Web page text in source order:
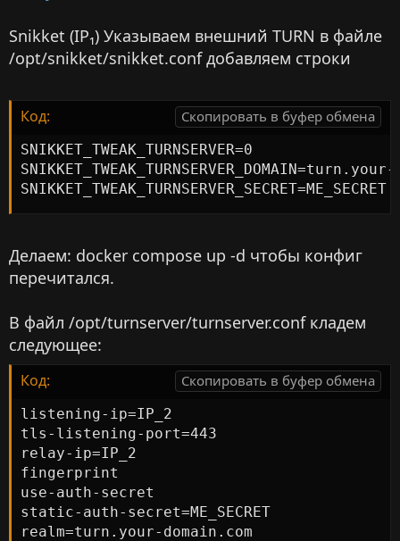
Snikket (IP₁) Указываем внешний TURN в файле
/opt/snikket/snikket.conf добавляем строки
Код: Скопировать в буфер обмена
SNIKKET_TWEAK_TURNSERVER=0
SNIKKET_TWEAK_TURNSERVER_SECRET=ME_SECRET
Делаем: docker compose up -d чтобы конфиг
перечитался.
В файл /opt/turnserver/turnserver.conf кладем
следующее:
Код: Скопировать в буфер обмена
listening-ip=IP_2
tls-listening-port=443
relay-ip=IP_2
fingerprint
use-auth-secret
static-auth-secret=ME_SECRET
realm=turn.your-domain.com